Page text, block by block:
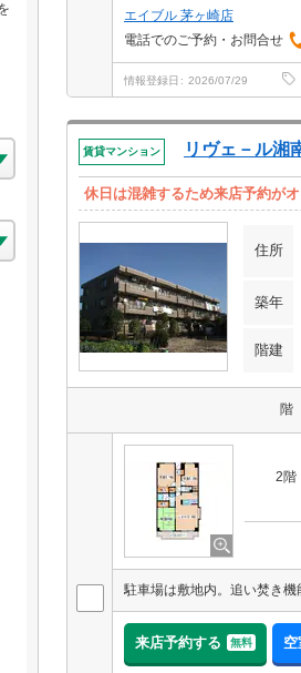
エイブル 茅ヶ崎店
電話でのご予約・お問合せ
情報登録日 2026/07/29
賃貸マンション リヴェ－ル湘
休日は混雑するため来店予約がオ
住所
築年
階建
階
2階
来店予約する 無料 空